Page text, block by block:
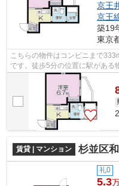
京王
京王
築19
東京
こちらの物件はコンビニまで
です。徒歩5分の位置に駅がある
すいです。こちらでは京王線代田
賃貸 | マンション 杉並区
礼0
5.3